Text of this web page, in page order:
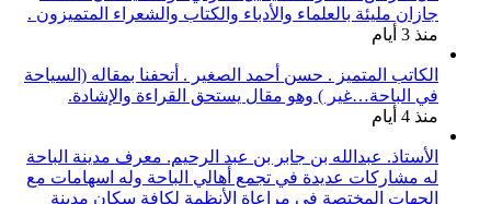
جازان مليئة بالعلماء والأدباء والكتاب والشعراء المتميزون .
منذ 3 أيام
الكاتب المتميز . حسن أحمد الصغير . أتحفنا بمقاله (السياحة
في الباحة…غير ) وهو مقال يستحق القراءة والإشادة.
منذ 4 أيام
الأستاذ. عبدالله بن جابر بن عبد الرحيم. معرف مدينة الباحة
له مشاركات عديدة في تجمع أهالي الباحة وله اسهامات مع
الجهات المختصة في مراعاة الأنظمة لكافة سكان مدينة